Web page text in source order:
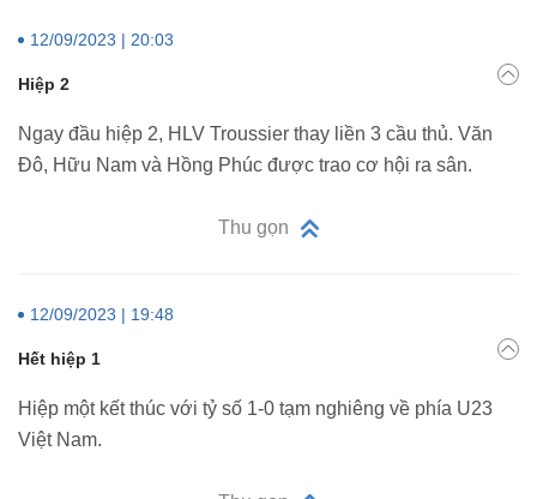
12/09/2023 | 20:03
Hiệp 2
Ngay đầu hiệp 2, HLV Troussier thay liền 3 cầu thủ. Văn
Đô, Hữu Nam và Hồng Phúc được trao cơ hội ra sân.
Thu gọn
12/09/2023 | 19:48
Hết hiệp 1
Hiệp một kết thúc với tỷ số 1-0 tạm nghiêng về phía U23
Việt Nam.